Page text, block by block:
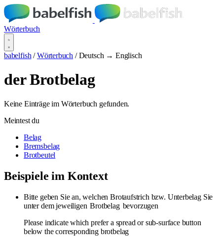
Wörterbuch
babelfish / Wörterbuch / Deutsch → Englisch
der Brotbelag
Keine Einträge im Wörterbuch gefunden.
Meintest du
Belag
Bremsbelag
Brotbeutel
Beispiele im Kontext
Bitte geben Sie an, welchen Brotaufstrich bzw. Unterbelag Sie
unter dem jeweiligen Brotbelag bevorzugen
Please indicate which prefer a spread or sub-surface button
below the corresponding brotbelag